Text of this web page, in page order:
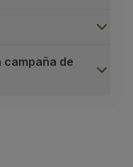
campaña de